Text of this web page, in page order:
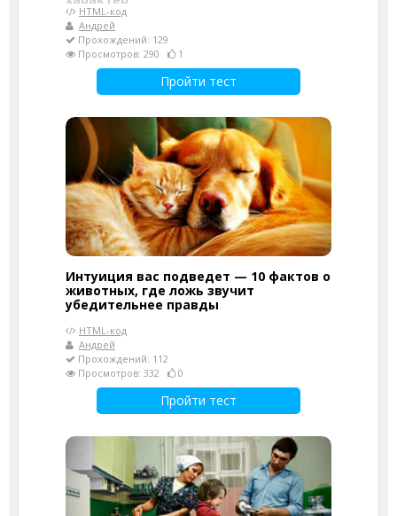
HTML-код
Андрей
Прохождений: 129
Просмотров: 290
1
Пройти тест
Интуиция вас подведет — 10 фактов о
животных, где ложь звучит
убедительнее правды
HTML-код
Андрей
Прохождений: 112
Просмотров: 332
0
Пройти тест